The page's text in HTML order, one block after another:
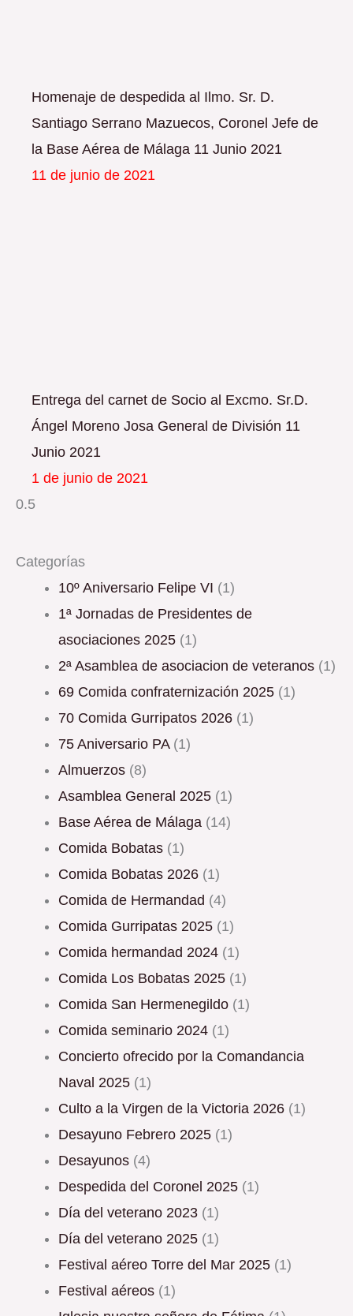
Homenaje de despedida al Ilmo. Sr. D.
Santiago Serrano Mazuecos, Coronel Jefe de
la Base Aérea de Málaga 11 Junio 2021
11 de junio de 2021
Entrega del carnet de Socio al Excmo. Sr.D.
Ángel Moreno Josa General de División 11
Junio 2021
1 de junio de 2021
Categorías
10º Aniversario Felipe VI (1)
1ª Jornadas de Presidentes de
asociaciones 2025 (1)
2ª Asamblea de asociacion de veteranos (1)
69 Comida confraternización 2025 (1)
70 Comida Gurripatos 2026 (1)
75 Aniversario PA(1)
Almuerzos (8)
Asamblea General 2025 (1)
Base Aérea de Málaga (14)
Comida Bobatas (1)
Comida Bobatas 2026 (1)
Comida de Hermandad (4)
Comida Gurripatas 2025 (1)
Comida hermandad 2024 (1)
Comida Los Bobatas 2025 (1)
Comida San Hermenegildo (1)
Comida seminario 2024 (1)
Concierto ofrecido por la Comandancia
Naval 2025 (1)
Culto a la Virgen de la Victoria 2026 (1)
Desayuno Febrero 2025 (1)
Desayunos (4)
Despedida del Coronel 2025 (1)
Día del veterano 2023 (1)
Día del veterano 2025 (1)
Festival aéreo Torre del Mar 2025 (1)
Festival aéreos (1)